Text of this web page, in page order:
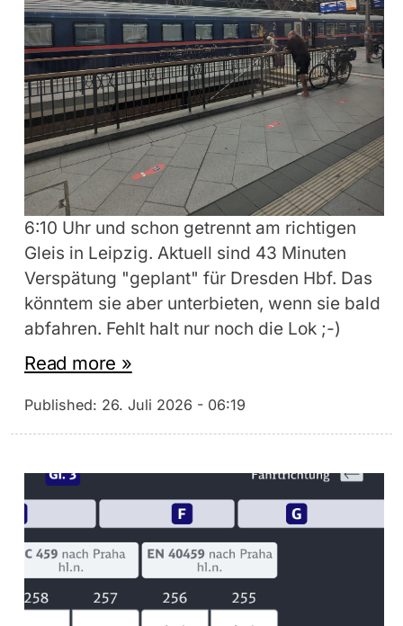
6:10 Uhr und schon getrennt am richtigen
Gleis in Leipzig. Aktuell sind 43 Minuten
Verspätung "geplant" für Dresden Hbf. Das
könntem sie aber unterbieten, wenn sie bald
abfahren. Fehlt halt nur noch die Lok ;-)
Read more »
Published: 26. Juli 2026 - 06:19